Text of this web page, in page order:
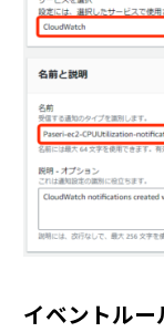
イベントルー